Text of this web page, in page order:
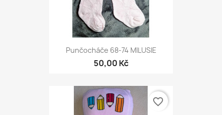
Punčocháče 68-74 MILUSIE
50,00 Kč
favorite_border